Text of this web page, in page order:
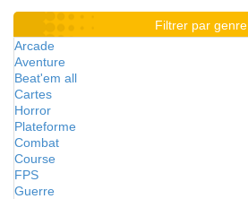
Filtrer par genre
Arcade
Aventure
Beat'em all
Cartes
Horror
Plateforme
Combat
Course
FPS
Guerre